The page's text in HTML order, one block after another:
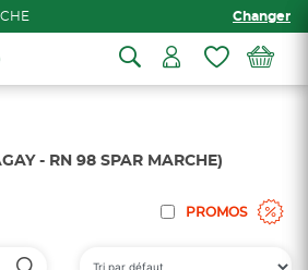
Changer
- RN 98 SPAR MARCHE)
PROMOS